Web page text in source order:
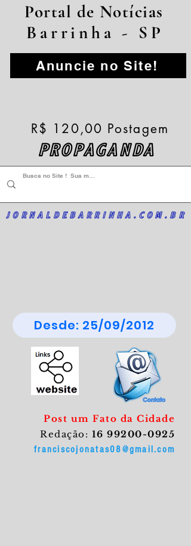
Anuncie no Site!
PROPAGANDA
R$ 120,00 Postagem
JORNALDEBARRINHA.COM.BR
Barrinha - SP
Desde: 25/09/2012
Post um Fato da Cidade
Redação: 16 99200-0925
franciscojonatas08@gmail.com
Portal de Notícias